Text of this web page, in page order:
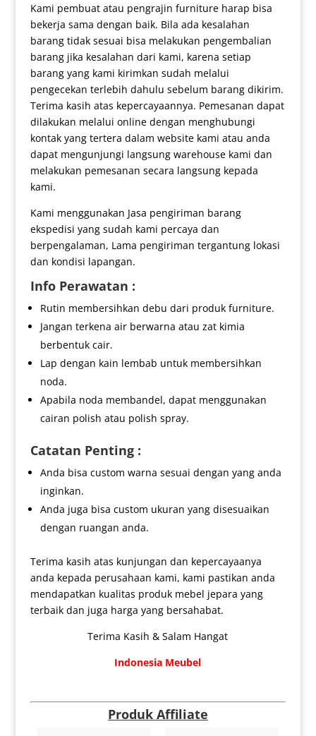
Kami pembuat atau pengrajin furniture harap bisa
bekerja sama dengan baik. Bila ada kesalahan
barang tidak sesuai bisa melakukan pengembalian
barang jika kesalahan dari kami, karena setiap
barang yang kami kirimkan sudah melalui
pengecekan terlebih dahulu sebelum barang dikirim.
Terima kasih atas kepercayaannya. Pemesanan dapat
dilakukan melalui online dengan menghubungi
kontak yang tertera dalam website kami atau anda
dapat mengunjungi langsung warehouse kami dan
melakukan pemesanan secara langsung kepada
kami.
Kami menggunakan Jasa pengiriman barang
ekspedisi yang sudah kami percaya dan
berpengalaman, Lama pengiriman tergantung lokasi
dan kondisi lapangan.
Info Perawatan :
Rutin membersihkan debu dari produk furniture.
Jangan terkena air berwarna atau zat kimia
berbentuk cair.
Lap dengan kain lembab untuk membersihkan
noda.
Apabila noda membandel, dapat menggunakan
cairan polish atau polish spray.
Catatan Penting :
Anda bisa custom warna sesuai dengan yang anda
inginkan.
Anda juga bisa custom ukuran yang disesuaikan
dengan ruangan anda.
Terima kasih atas kunjungan dan kepercayaanya
anda kepada perusahaan kami, kami pastikan anda
mendapatkan kualitas produk mebel jepara yang
terbaik dan juga harga yang bersahabat.
Terima Kasih & Salam Hangat
Indonesia Meubel
Produk Affiliate